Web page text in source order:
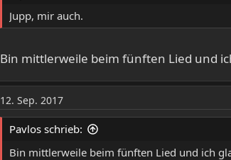
o
n
n
:
Jupp, mir auch.
Bin mittlerweile beim fünften Lied und
12. Sep. 2017
Pavlos schrieb:
Bin mittlerweile beim fünften Lied und ich